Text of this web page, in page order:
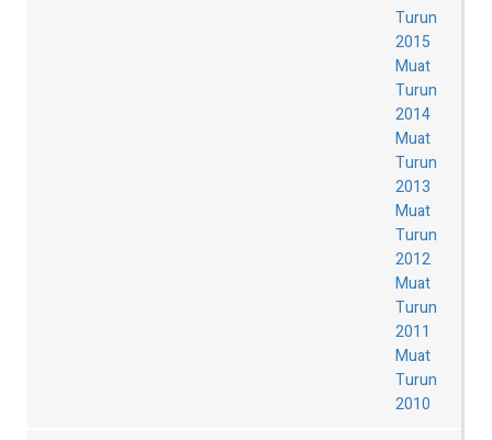
Turun
2015
Muat
Turun
2014
Muat
Turun
2013
Muat
Turun
2012
Muat
Turun
2011
Muat
Turun
2010